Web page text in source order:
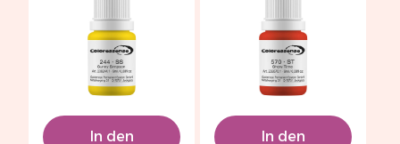
In den In den